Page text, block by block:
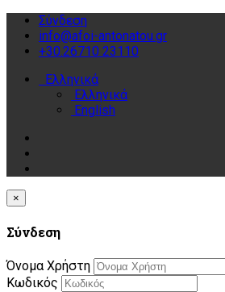
Σύνδεση
info@afoi-antonatou.gr
+30.26710 23110
Ελληνικά
Ελληνικά
English
×
Σύνδεση
Όνομα Χρήστη
Κωδικός